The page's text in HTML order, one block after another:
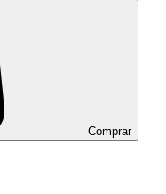
Comprar